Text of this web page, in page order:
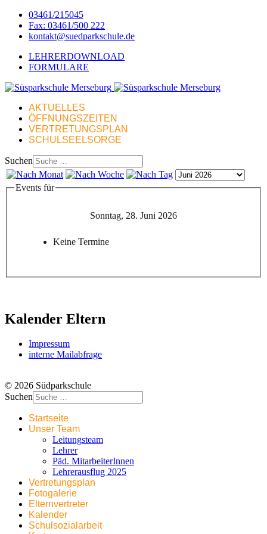
03461/215045
Fax: 03461/500 222
kontakt@suedparkschule.de
LEHRERDOWNLOAD
FORMULARE
AKTUELLES
ÖFFNUNGSZEITEN
VERTRETUNGSPLAN
SCHULSEELSORGE
Suchen
Events für
Sonntag, 28. Juni 2026
Keine Termine
Kalender Eltern
Impressum
interne Mailabfrage
© 2026 Südparkschule
Suchen
Startseite
Unser Team
Leitungsteam
Lehrer
Päd. MitarbeiterInnen
Lehrerausflug 2025
Vertretungsplan
Fotogalerie
Elternvertreter
Kalender
Schulsozialarbeit